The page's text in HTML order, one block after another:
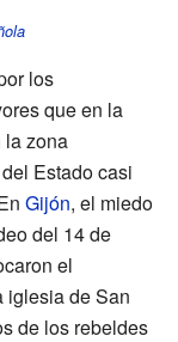
los
que en la
la zona
Estado casi
Gijón, el miedo
del 14 de
el
iglesia de San
de los rebeldes